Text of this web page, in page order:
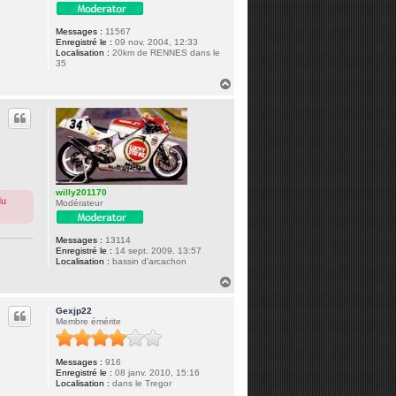
Messages : 11567
Enregistré le : 09 nov. 2004, 12:33
Localisation : 20km de RENNES dans le
35
willy201170
Modérateur
Messages : 13114
Enregistré le : 14 sept. 2009, 13:57
Localisation : bassin d'arcachon
Gexjp22
Membre émérite
Messages : 916
Enregistré le : 08 janv. 2010, 15:16
Localisation : dans le Tregor